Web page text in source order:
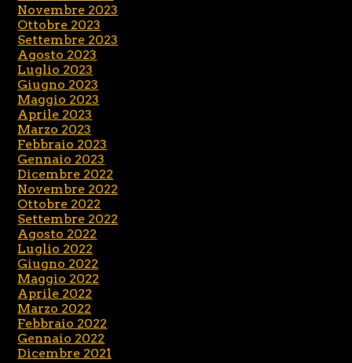
Novembre 2023
Ottobre 2023
Settembre 2023
Agosto 2023
Luglio 2023
Giugno 2023
Maggio 2023
Aprile 2023
Marzo 2023
Febbraio 2023
Gennaio 2023
Dicembre 2022
Novembre 2022
Ottobre 2022
Settembre 2022
Agosto 2022
Luglio 2022
Giugno 2022
Maggio 2022
Aprile 2022
Marzo 2022
Febbraio 2022
Gennaio 2022
Dicembre 2021